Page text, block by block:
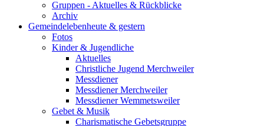
Gruppen - Aktuelles & Rückblicke
Archiv
Gemeindelebenheute & gestern
Fotos
Kinder & Jugendliche
Aktuelles
Christliche Jugend Merchweiler
Messdiener
Messdiener Merchweiler
Messdiener Wemmetsweiler
Gebet & Musik
Charismatische Gebetsgruppe